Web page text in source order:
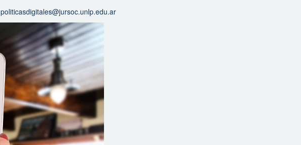
politicasdigitales@jursoc.unlp.edu.ar